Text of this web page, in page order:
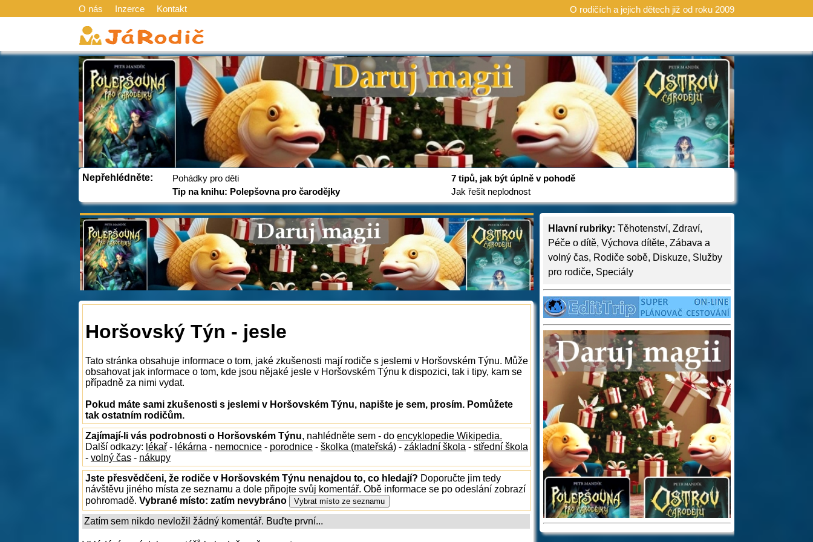
O nás Inzerce Kontakt O rodičích a jejich dětech již od roku 2009
Nepřehlédněte:
Pohádky pro děti
Tip na knihu: Polepšovna pro čarodějky
7 tipů, jak být úplně v pohodě
Jak řešit neplodnost
Hlavní rubriky: Těhotenství, Zdraví,
Péče o dítě, Výchova dítěte, Zábava a
volný čas, Rodiče sobě, Diskuze, Služby
pro rodiče, Speciály
Horšovský Týn - jesle
Tato stránka obsahuje informace o tom, jaké zkušenosti mají rodiče s jeslemi v Horšovském Týnu. Může
obsahovat jak informace o tom, kde jsou nějaké jesle v Horšovském Týnu k dispozici, tak i tipy, kam se
případně za nimi vydat.
Pokud máte sami zkušenosti s jeslemi v Horšovském Týnu, napište je sem, prosím. Pomůžete
tak ostatním rodičům.
Zajímají-li vás podrobnosti o Horšovském Týnu, nahlédněte sem - do encyklopedie Wikipedia.
Další odkazy: lékař - lékárna - nemocnice - porodnice - školka (mateřská) - základní škola - střední škola
- volný čas - nákupy
Jste přesvědčeni, že rodiče v Horšovském Týnu nenajdou to, co hledají? Doporučte jim tedy
návštěvu jiného místa ze seznamu a dole připojte svůj komentář. Obě informace se po odeslání zobrazí
pohromadě. Vybrané místo: zatím nevybráno
Zatím sem nikdo nevložil žádný komentář. Buďte první...